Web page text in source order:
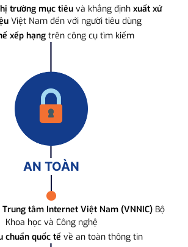
trường mục tiêuvà khẳng định xuất xứ
Việt Nam đến với người tiêu dùng
xếp hạng trên công cụ tìm kiếm
AN TOÀN
Trung tâm Internet Việt Nam (VNNIC) Bộ
Khoa học và Công nghệ
chuẩn quốc tế về an toàn thông tin